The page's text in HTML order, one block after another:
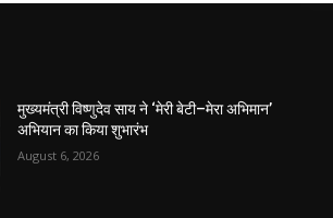
मुख्यमंत्री विष्णुदेव साय ने ‘मेरी बेटी–मेरा अभिमान’
अभियान का किया शुभारंभ
August 6, 2026